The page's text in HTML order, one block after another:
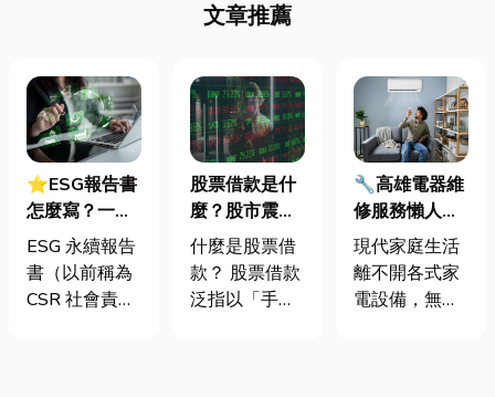
文章推薦
⭐ESG報告書
怎麼寫？一定
要上市櫃才寫
嗎？3步驟擺
脫綠色轉型焦
ESG 永續報告
書（以前稱為
CSR 社會責任
股票借款是什
麼？股市震盪|
股票借款、股
票質借、當鋪
借款完整比較
什麼是股票借
款？ 股票借款
泛指以「手中
🔧高雄電器維
修服務懶人包
｜冷氣、冰
箱、洗衣機專
業維修
現代家庭生活
離不開各式家
電設備，無論